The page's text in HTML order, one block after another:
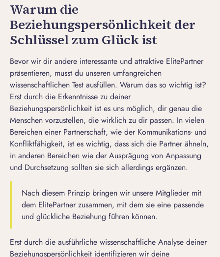
Warum die
Beziehungspersönlichkeit der
Schlüssel zum Glück ist
Bevor wir dir andere interessante und attraktive ElitePartner
präsentieren, musst du unseren umfangreichen
wissenschaftlichen Test ausfüllen. Warum das so wichtig ist?
Erst durch die Erkenntnisse zu deiner
Beziehungspersönlichkeit ist es uns möglich, dir genau die
Menschen vorzustellen, die wirklich zu dir passen. In vielen
Bereichen einer Partnerschaft, wie der Kommunikations- und
Konfliktfähigkeit, ist es wichtig, dass sich die Partner ähneln,
in anderen Bereichen wie der Ausprägung von Anpassung
und Durchsetzung sollten sie sich allerdings ergänzen.
Nach diesem Prinzip bringen wir unsere Mitglieder mit
dem ElitePartner zusammen, mit dem sie eine passende
und glückliche Beziehung führen können.
Erst durch die ausführliche wissenschaftliche Analyse deiner
Beziehungspersönlichkeit identifizieren wir deine